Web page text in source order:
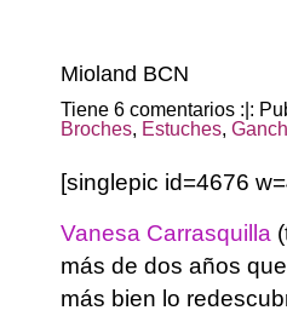
Mioland BCN
Tiene 6 comentarios :|:
Broches, Estuches,
[singlepic id=4676
Vanesa Carrasquilla
más de dos años
más bien lo